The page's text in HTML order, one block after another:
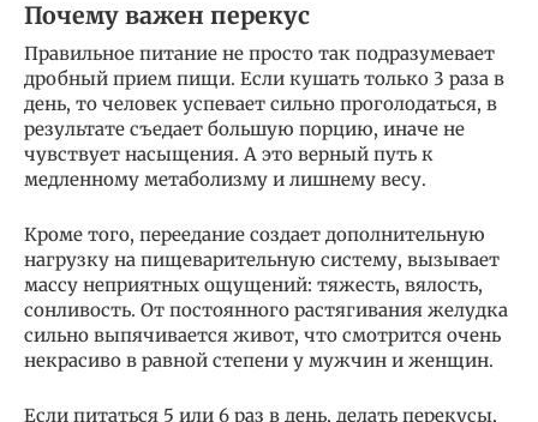
Почему важен перекус
Правильное питание не просто так подразумевает
дробный прием пищи. Если кушать только 3 раза в
день, то человек успевает сильно проголодаться, в
результате съедает большую порцию, иначе не
чувствует насыщения. А это верный путь к
медленному метаболизму и лишнему весу.
Кроме того, переедание создает дополнительную
нагрузку на пищеварительную систему, вызывает
массу неприятных ощущений: тяжесть, вялость,
сонливость. От постоянного растягивания желудка
сильно выпячивается живот, что смотрится очень
некрасиво в равной степени у мужчин и женщин.
Если питаться 5 или 6 раз в день, делать перекусы,